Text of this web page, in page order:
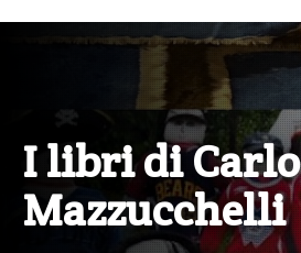
I libri di Carlo
Mazzucchelli